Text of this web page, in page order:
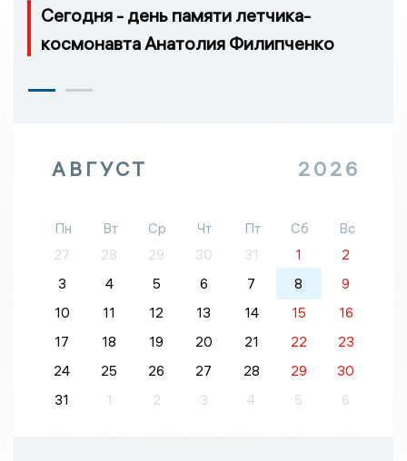
Сегодня - день памяти летчика-
космонавта Анатолия Филипченко
АВГУСТ 2026
Пн Вт Ср Чт Пт Сб
Вс
27
28 29 30 31 1
2
3
4 5 6 7 8
9
10
11 12 13 14 15
16
17
18 19 20 21 22
23
24
25 26 27 28 29
30
31
1 2 3 4 5 6